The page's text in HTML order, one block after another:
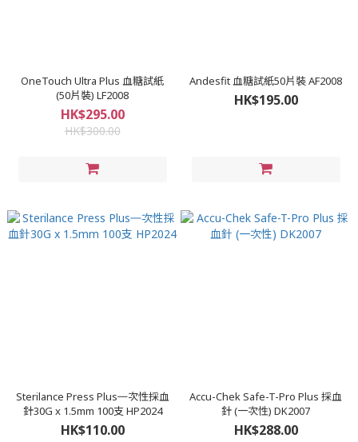
OneTouch Ultra Plus 血糖試紙
(50片裝) LF2008
HK$295.00
HK$300.00
Andesfit 血糖試紙50片裝 AF2008
HK$195.00
Sterilance Press Plus㇐次性採血
針30G x 1.5mm 100支 HP2024
HK$110.00
Accu-Chek Safe-T-Pro Plus 採血
針 (一次性) DK2007
HK$288.00